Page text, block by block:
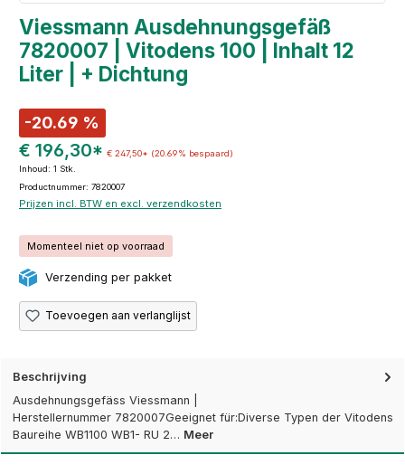
Viessmann Ausdehnungsgefäß
7820007 | Vitodens 100 | Inhalt 12
Liter | + Dichtung
-20.69 %
€ 196,30* € 247,50* (20.69% bespaard)
Inhoud: 1 Stk.
Productnummer: 7820007
Prijzen incl. BTW en excl. verzendkosten
Momenteel niet op voorraad
Verzending per pakket
Toevoegen aan verlanglijst
Beschrijving
Ausdehnungsgefäss Viessmann |
Herstellernummer 7820007Geeignet für:Diverse Typen der Vitodens
Baureihe WB1100 WB1- RU 2… Meer